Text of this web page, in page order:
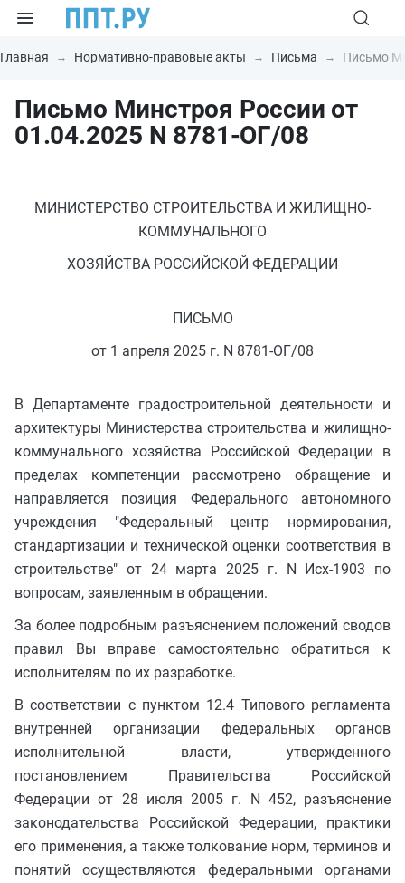
Главная Нормативно-правовые акты Письма Письмо
Письмо Минстроя России от
01.04.2025 N 8781-ОГ/08
МИНИСТЕРСТВО СТРОИТЕЛЬСТВА И ЖИЛИЩНО-
КОММУНАЛЬНОГО
ХОЗЯЙСТВА РОССИЙСКОЙ ФЕДЕРАЦИИ
ПИСЬМО
от 1 апреля 2025 г. N 8781-ОГ/08
В Департаменте градостроительной деятельности и
архитектуры Министерства строительства и жилищно-
коммунального хозяйства Российской Федерации в
пределах компетенции рассмотрено обращение и
направляется позиция Федерального автономного
учреждения "Федеральный центр нормирования,
стандартизации и технической оценки соответствия в
строительстве" от 24 марта 2025 г. N Исх-1903 по
вопросам, заявленным в обращении.
За более подробным разъяснением положений сводов
правил Вы вправе самостоятельно обратиться к
исполнителям по их разработке.
В соответствии с пунктом 12.4 Типового регламента
внутренней организации федеральных органов
исполнительной власти, утвержденного
постановлением Правительства Российской
Федерации от 28 июля 2005 г. N 452, разъяснение
законодательства Российской Федерации, практики
его применения, а также толкование норм, терминов и
понятий осуществляются федеральными органами